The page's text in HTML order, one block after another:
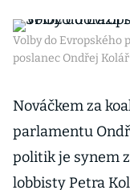
Volby do Evropského
poslanec Ondřej Kolář
Nováčkem za
parlamentu
politik je synem
lobbisty Petra